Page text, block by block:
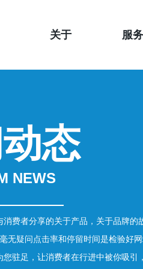
关于 服务
态
NEWS
费者分享的关于产品，关于品牌的
疑问点击率和停留时间是检验好
驻足，让消费者在行进中被你吸引